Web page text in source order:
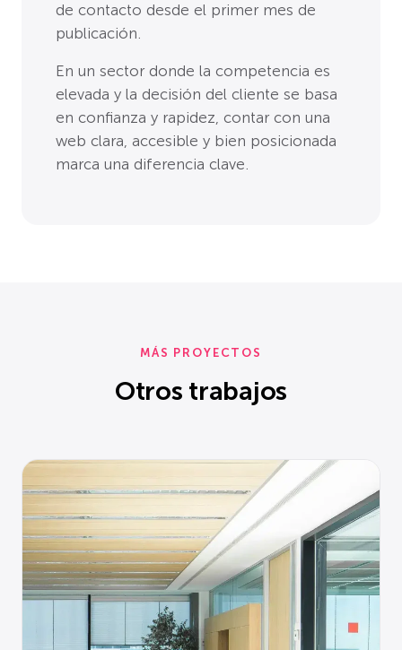
de contacto desde el primer mes de
publicación.
En un sector donde la competencia es
elevada y la decisión del cliente se basa
en confianza y rapidez, contar con una
web clara, accesible y bien posicionada
marca una diferencia clave.
MÁS PROYECTOS
Otros trabajos